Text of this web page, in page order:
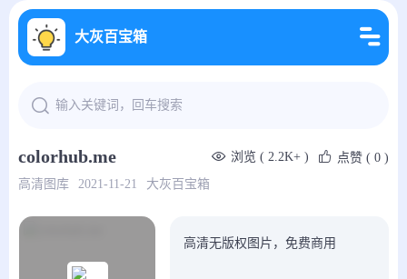
大灰百宝箱
colorhub.me 浏览 ( 2.2K+ ) 点赞 ( 0 )
高清图库
2021-11-21 大灰百宝箱
高清无版权图片，免费商用